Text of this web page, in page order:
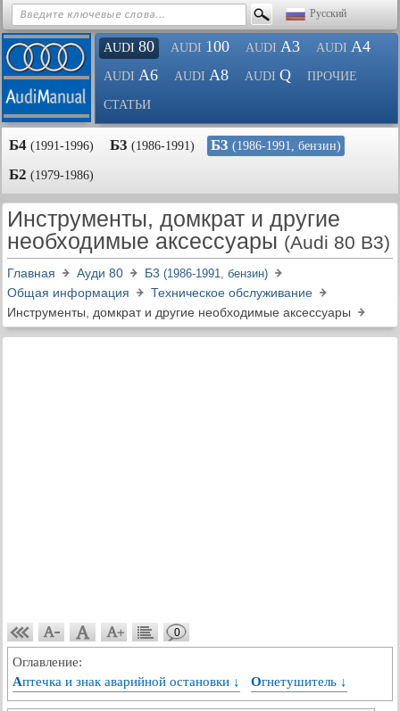
Русский
AUDI 80 AUDI 100 AUDI A3 AUDI A4
AUDI A6 AUDI A8 AUDI Q ПРОЧИЕ
СТАТЬИ
Б4 (1991-1996) Б3 (1986-1991) Б3 (1986-1991, бензин)
Б2 (1979-1986)
Инструменты, домкрат и другие
необходимые аксессуары (Audi 80 B3)
Главная Ауди 80 Б3 (1986-1991, бензин)
Общая информация
Техническое обслуживание
Инструменты, домкрат и другие необходимые аксессуары
0
Оглавление:
Аптечка и знак аварийной остановки ↓
Огнетушитель ↓